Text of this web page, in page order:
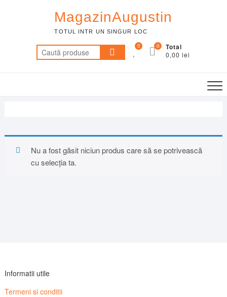
MagazinAugustin
TOTUL INTR UN SINGUR LOC
Caută
după:
0 Total
0,00 lei
0
Nu a fost găsit niciun produs care să se potrivească
cu selecția ta.
Informatii utile
Termeni si conditii